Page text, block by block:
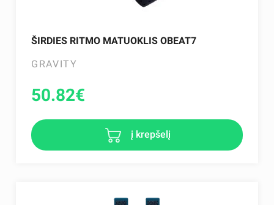
ŠIRDIES RITMO MATUOKLIS OBEAT7
GRAVITY
50.82€
į krepšelį